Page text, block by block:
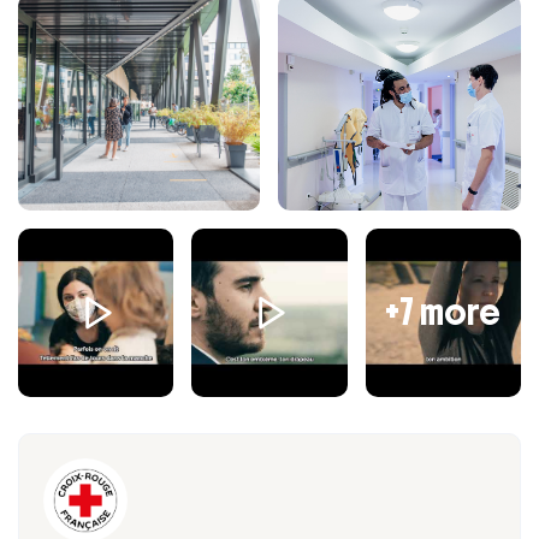
Accompagner le métier et la MOA pour la validation
des Spécifications Fonctionnelles Détaillées
Animer les ateliers de travail en lien avec le
prestataire
Animer les comités de pilotage et autres réunions de
travail liées au projet
MISSION 3 : PILOTER LA RECETTE TECHNIQUE ET LE
DEPLOIEMENT DU PROJET
Organiser et suivre la phase de recette technique de
la solution
Suivre les actions de conduite du changement
menées par la MOA
Préparer avec la MOA, le déploiement de la solution
par la MOA
MISSION 4 : PILOTER LE MAINTIEN EN CONDITION
+7 more